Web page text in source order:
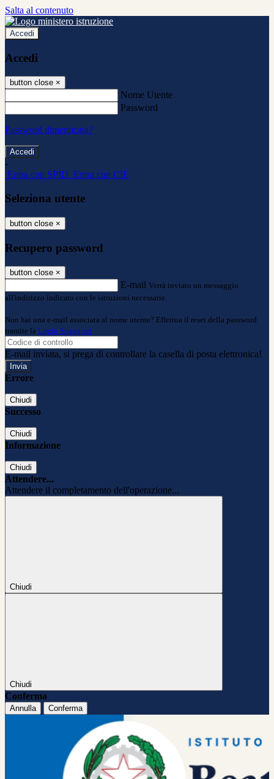
Salta al contenuto
Accedi
Accedi
button close ×
Nome Utente
Password
Password dimenticata?
-
Entra con SPID Entra con CIE
Seleziona utente
button close ×
Recupero password
button close ×
E-mail Verrà inviato un messaggio
all'indirizzo indicato con le istruzioni necessarie.
Non hai una e-mail associata al nome utente? Effettua il reset della password
tramite la Login Spaggiari
E-mail inviata, si prega di controllare la casella di posta elettronica!
Errore
Chiudi
Successo
Chiudi
Informazione
Chiudi
Attendere...
Attendere il completamento dell'operazione...
Chiudi
Chiudi
Conferma
Annulla Conferma